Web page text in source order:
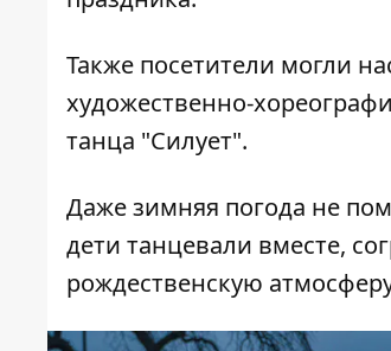
Также посетители могли
художественно-
танца "Силует".
Даже зимняя погода не
дети танцевали вместе,
рождественскую